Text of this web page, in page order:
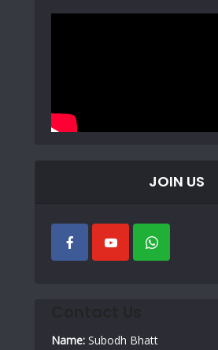
JOIN US
Name: Subodh Bhatt